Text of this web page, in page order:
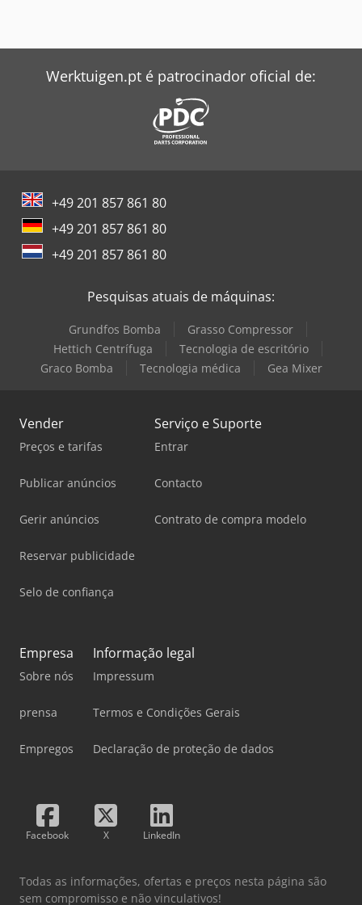
Werktuigen.pt é patrocinador oficial de:
+49 201 857 861 80
+49 201 857 861 80
+49 201 857 861 80
Pesquisas atuais de máquinas:
Grundfos Bomba
Grasso Compressor
Hettich Centrífuga
Tecnologia de escritório
Graco Bomba
Tecnologia médica Gea Mixer
Vender
Preços e tarifas
Publicar anúncios
Gerir anúncios
Reservar publicidade
Selo de confiança
Serviço e Suporte
Entrar
Contacto
Contrato de compra modelo
Empresa
Sobre nós
prensa
Empregos
Informação legal
Impressum
Termos e Condições Gerais
Declaração de proteção de dados
Facebook X LinkedIn
Todas as informações, ofertas e preços nesta página são
sem compromisso e não vinculativos!